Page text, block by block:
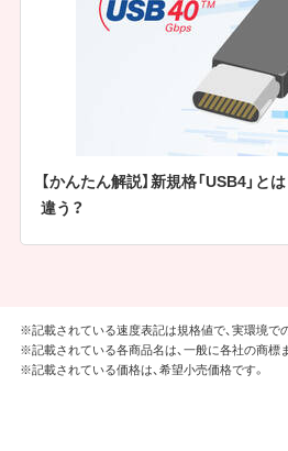
【かんたん解説】新規格「USB4」と
違う？
※記載されている速度表記は規格値で、実環境で
※記載されている各商品名は、一般に各社の商標
※記載されている価格は、希望小売価格です。